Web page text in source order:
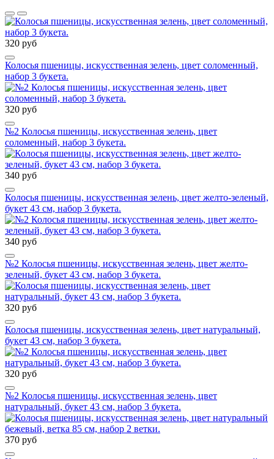
320 руб
Колосья пшеницы, искусственная зелень, цвет соломенный,
набор 3 букета.
320 руб
№2 Колосья пшеницы, искусственная зелень, цвет
соломенный, набор 3 букета.
340 руб
Колосья пшеницы, искусственная зелень, цвет желто-зеленый,
букет 43 см, набор 3 букета.
340 руб
№2 Колосья пшеницы, искусственная зелень, цвет желто-
зеленый, букет 43 см, набор 3 букета.
320 руб
Колосья пшеницы, искусственная зелень, цвет натуральный,
букет 43 см, набор 3 букета.
320 руб
№2 Колосья пшеницы, искусственная зелень, цвет
натуральный, букет 43 см, набор 3 букета.
370 руб